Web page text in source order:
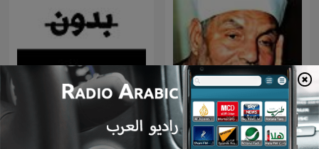
الشيخ الشعراوي بدون ورق